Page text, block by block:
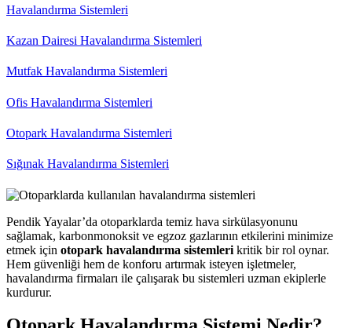
Havalandırma Sistemleri
Kazan Dairesi Havalandırma Sistemleri
Mutfak Havalandırma Sistemleri
Ofis Havalandırma Sistemleri
Otopark Havalandırma Sistemleri
Sığınak Havalandırma Sistemleri
Pendik Yayalar’da otoparklarda temiz hava sirkülasyonunu
sağlamak, karbonmonoksit ve egzoz gazlarının etkilerini minimize
etmek için otopark havalandırma sistemleri kritik bir rol oynar.
Hem güvenliği hem de konforu artırmak isteyen işletmeler,
havalandırma firmaları ile çalışarak bu sistemleri uzman ekiplerle
kurdurur.